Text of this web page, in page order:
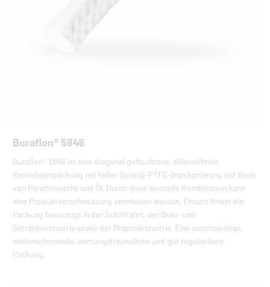
Buraflon® 5846
Buraflon® 5846 ist eine diagonal geflochtene, silikonölfreie
Ramiefaserpackung mit heller Spezial-PTFE-Imprägnierung auf Basis
von Paraffinwachs und Öl. Durch diese spezielle Kombination kann
eine Produktverschmutzung vermieden werden. Einsatz findet die
Packung bevorzugt in der Schifffahrt, der Brau- und
Getränkeindustrie sowie der Pharmaindustrie. Eine geschmeidige,
wellenschonende, wartungsfreundliche und gut regulierbare
Packung.